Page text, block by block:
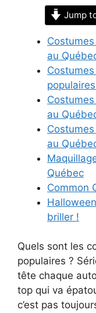
Jump
au
au
au
Québec
Common
briller !
Quels sont les
populaires ?
tête chaque
top qui va
c’est pas